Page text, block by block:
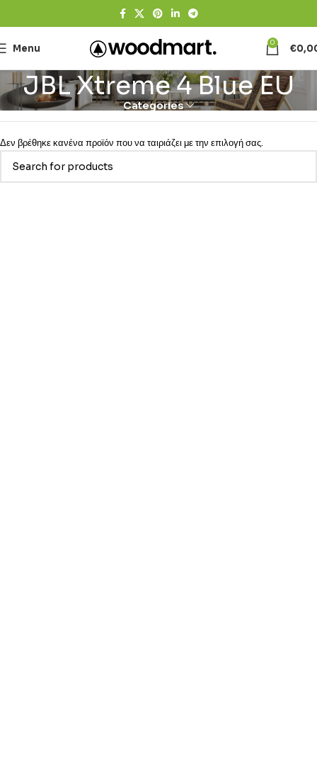
Menu 0 €
JBL Xtreme 4 Blue EU
Categories
Δεν βρέθηκε κανένα προϊόν που να ταιριάζει με την επιλογή σας.